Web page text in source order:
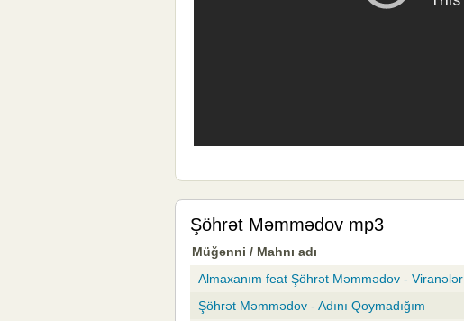
Şöhrət Məmmədov mp3
Müğənni / Mahnı adı
Almaxanım feat Şöhrət Məmmədov - Viranələr
Şöhrət Məmmədov - Adını Qoymadığım